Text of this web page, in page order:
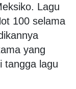
Lagu
100 selama
yang
tangga lagu